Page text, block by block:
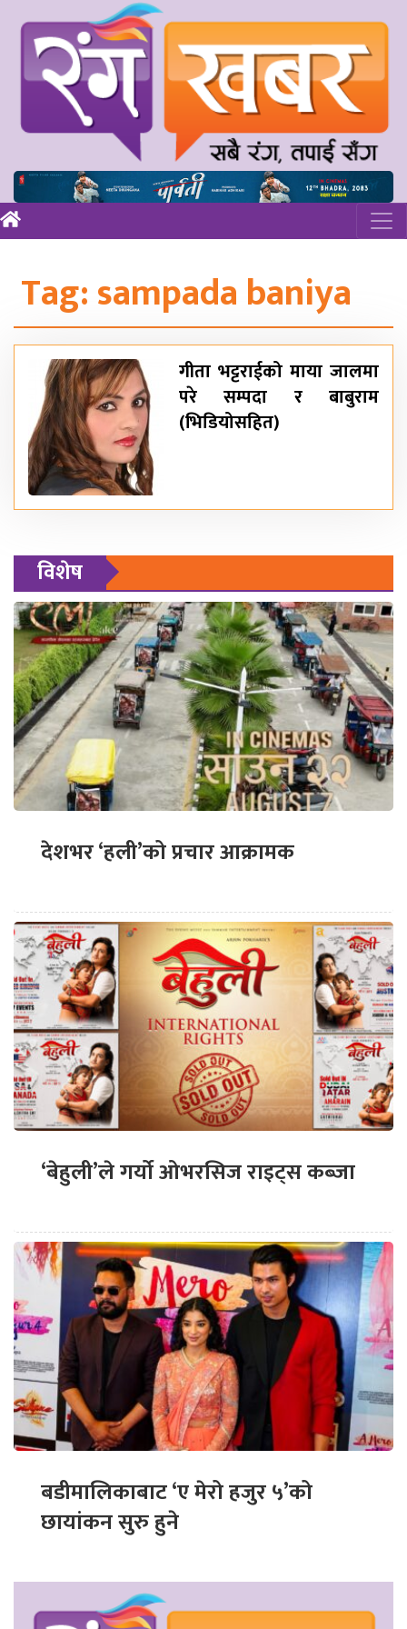
Tag:sampada baniya
गीता भट्टराईको माया जालमा
परे सम्पदा र बाबुराम
(भिडियोसहित)
विशेष
देशभर ‘हली’को प्रचार आक्रामक
‘बेहुली’ले गर्यो ओभरसिज राइट्स कब्जा
बडीमालिकाबाट ‘ए मेरो हजुर ५’को
छायांकन सुरु हुने